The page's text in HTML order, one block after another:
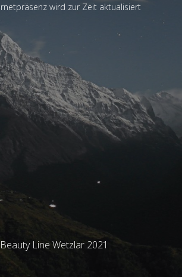
wird zur Zeit aktualisiert
Line Wetzlar 2021